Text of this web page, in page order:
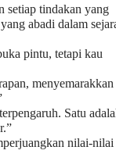
setiap tindakan yang
abadi dalam
pintu, tetapi kau
menyemarakkan
Satu
nilai-nilai